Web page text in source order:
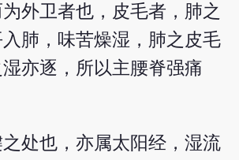
外卫者也，皮毛者，肺之
肺，味苦燥湿，肺之皮毛
亦逐，所以主腰脊强痛
处也，亦属太阳经，湿流